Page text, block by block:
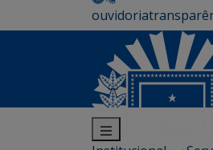
ouvidoria